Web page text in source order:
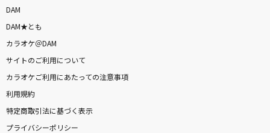
DAM
DAM★とも
カラオケ＠DAM
サイトのご利用について
カラオケご利用にあたっての注意事項
利用規約
特定商取引法に基づく表示
プライバシーポリシー